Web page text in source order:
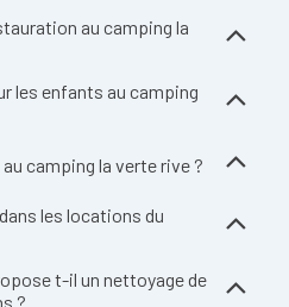
au camping la
les enfants au camping
camping la verte rive ?
les locations du
t-il un nettoyage de
?